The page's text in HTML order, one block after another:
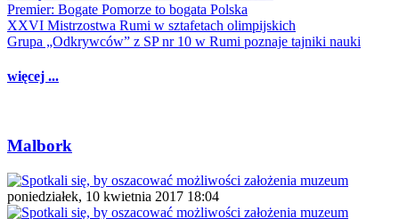
Premier: Bogate Pomorze to bogata Polska
XXVI Mistrzostwa Rumi w sztafetach olimpijskich
Grupa „Odkrywców” z SP nr 10 w Rumi poznaje tajniki nauki
więcej ...
Malbork
poniedziałek, 10 kwietnia 2017 18:04